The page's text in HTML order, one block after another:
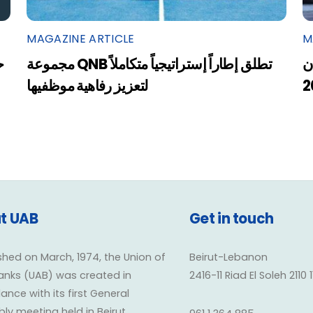
MAGAZINE ARTICLE
مجموعة QNB تطلق إطاراً إستراتيجياً متكاملاً
لتعزيز رفاهية موظفيها
UAB
on March, 1974, the Union of
(UAB) was created in
with its first General
Get in touch
Beirut-Lebanon
2416-11 Riad El Soleh 2110